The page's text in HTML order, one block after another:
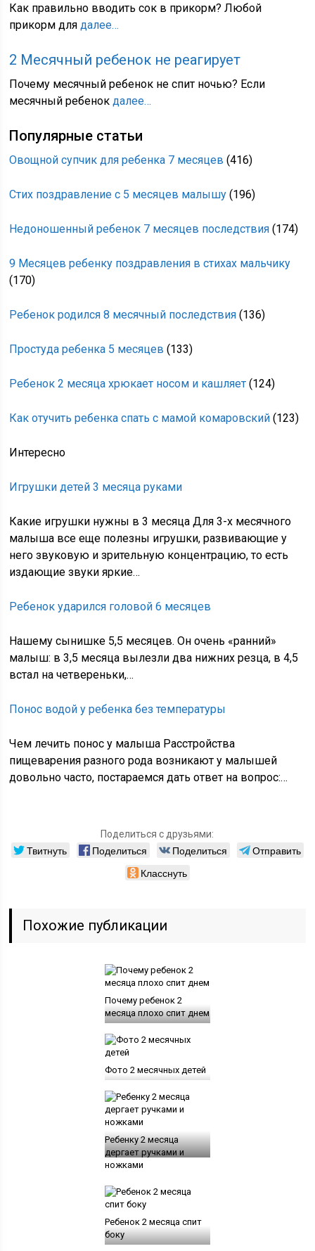
Как правильно вводить сок в прикорм? Любой
прикорм длядалее…
2 Месячный ребенок не реагирует
Почему месячный ребенок не спит ночью? Если
месячный ребенокдалее…
Популярные статьи
Овощной супчик для ребенка 7 месяцев (416)
Стих поздравление с 5 месяцев малышу (196)
Недоношенный ребенок 7 месяцев последствия (174)
9 Месяцев ребенку поздравления в стихах мальчику
(170)
Ребенок родился 8 месячный последствия (136)
Простуда ребенка 5 месяцев (133)
Ребенок 2 месяца хрюкает носом и кашляет (124)
Как отучить ребенка спать с мамой комаровский (123)
Интересно
Игрушки детей 3 месяца руками
Какие игрушки нужны в 3 месяца Для 3-х месячного
малыша все еще полезны игрушки, развивающие у
него звуковую и зрительную концентрацию, то есть
издающие звуки яркие…
Ребенок ударился головой 6 месяцев
Нашему сынишке 5,5 месяцев. Он очень «ранний»
малыш: в 3,5 месяца вылезли два нижних резца, в 4,5
встал на четвереньки,…
Понос водой у ребенка без температуры
Чем лечить понос у малыша Расстройства
пищеварения разного рода возникают у малышей
довольно часто, постараемся дать ответ на вопрос:…
Поделиться с друзьями:
Твитнуть Поделиться Поделиться
Отправить
Класснуть
Похожие публикации
Почему ребенок 2
месяца плохо спит днем
Фото 2 месячных детей
Ребенку 2 месяца
дергает ручками и
ножками
Ребенок 2 месяца спит
боку